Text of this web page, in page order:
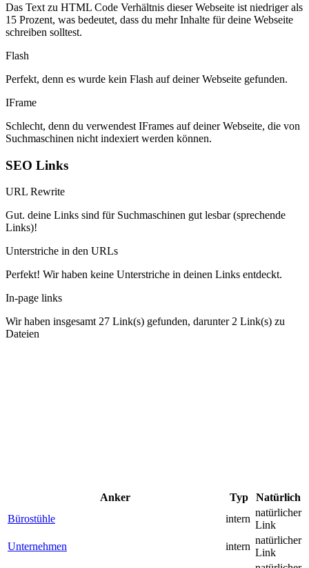
Das Text zu HTML Code Verhältnis dieser Webseite ist niedriger als
15 Prozent, was bedeutet, dass du mehr Inhalte für deine Webseite
schreiben solltest.
Flash
Perfekt, denn es wurde kein Flash auf deiner Webseite gefunden.
IFrame
Schlecht, denn du verwendest IFrames auf deiner Webseite, die von
Suchmaschinen nicht indexiert werden können.
SEO Links
URL Rewrite
Gut. deine Links sind für Suchmaschinen gut lesbar (sprechende
Links)!
Unterstriche in den URLs
Perfekt! Wir haben keine Unterstriche in deinen Links entdeckt.
In-page links
Wir haben insgesamt 27 Link(s) gefunden, darunter 2 Link(s) zu
Dateien
Anker Typ
Natürlich
Bürostühle
intern
natürlicher
Link
Unternehmen
intern
natürlicher
Link